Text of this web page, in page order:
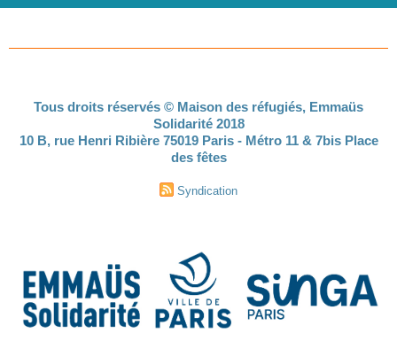
Tous droits réservés © Maison des réfugiés, Emmaüs
Solidarité 2018
10 B, rue Henri Ribière 75019 Paris - Métro 11 & 7bis Place
des fêtes
Syndication